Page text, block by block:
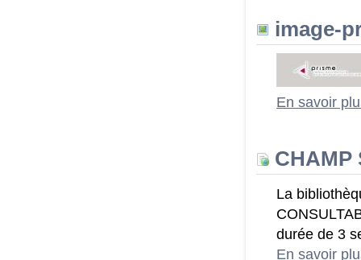
image-
En savoir
CHAMP
La
durée de 3
En savoir